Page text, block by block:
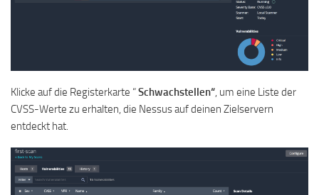
Klicke auf die Registerkarte “Schwachstellen“, um eine Liste der
CVSS-Werte zu erhalten, die Nessus auf deinen Zielservern
entdeckt hat.